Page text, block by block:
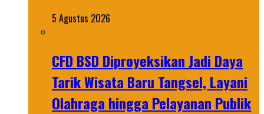
5 Agustus 2026
CFD BSD Diproyeksikan Jadi Daya
Tarik Wisata Baru Tangsel, Layani
Olahraga hingga Pelayanan Publik